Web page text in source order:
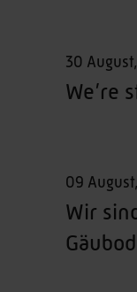
30
We’re
09
Wir